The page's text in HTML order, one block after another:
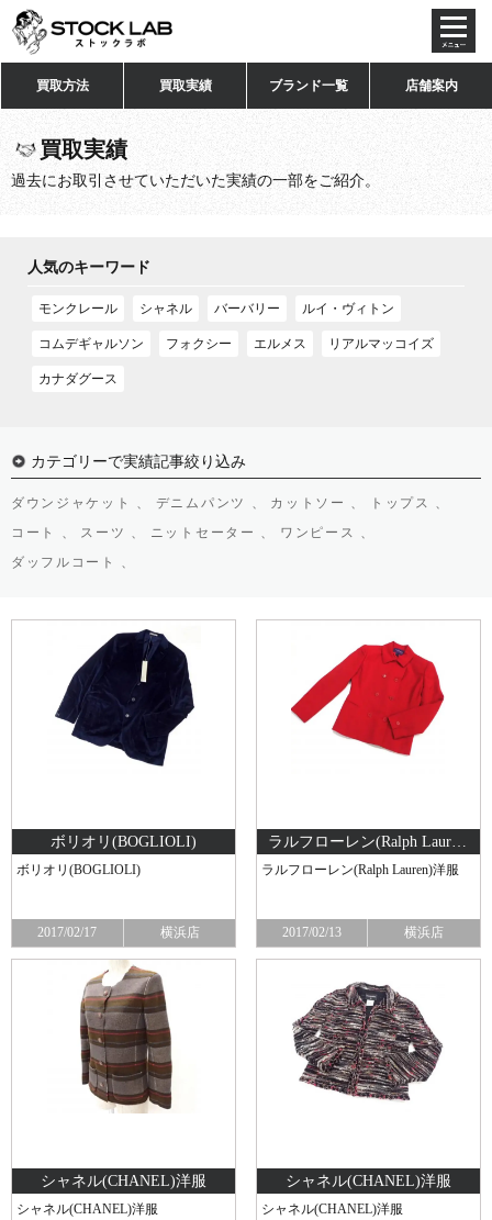
買取方法 買取実績 ブランド一覧 店舗案内
買取実績
過去にお取引させていただいた実績の一部をご紹介。
人気のキーワード
モンクレール シャネル バーバリー ルイ・ヴィトン
コムデギャルソン フォクシー エルメス リアルマッコイズ
カナダグース
カテゴリーで実績記事絞り込み
ダウンジャケット 、 デニムパンツ 、 カットソー 、
トップス 、
コート 、
スーツ 、 ニットセーター 、
ワンピース 、
ダッフルコート 、
ボリオリ(BOGLIOLI)
ボリオリ(BOGLIOLI)
2017/02/17 横浜店
ラルフローレン(Ralph Lauren)洋服
ラルフローレン(Ralph Lauren)洋服
2017/02/13 横浜店
シャネル(CHANEL) 洋服
シャネル(CHANEL) 洋服
シャネル(CHANEL) 洋服
シャネル(CHANEL) 洋服